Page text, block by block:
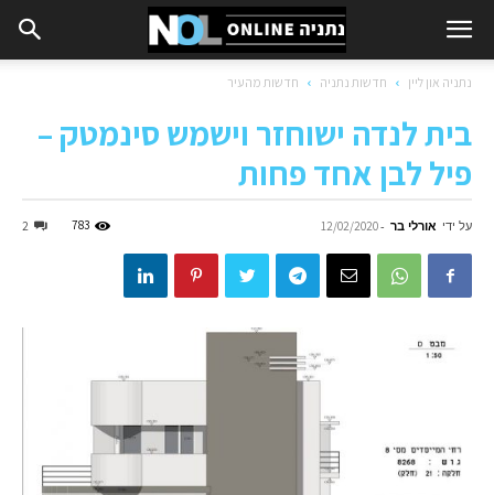
נתניה און ליין חדשות נתניה חדשות מהעיר
בית לנדה ישוחזר וישמש סינמטק –
פיל לבן אחד פחות
על ידי אורלי בר -
12/02/2020
2 783